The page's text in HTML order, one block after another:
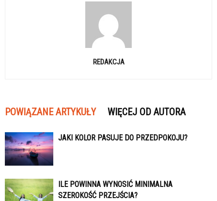
REDAKCJA
POWIĄZANE ARTYKUŁY WIĘCEJ OD AUTORA
JAKI KOLOR PASUJE DO PRZEDPOKOJU?
ILE POWINNA WYNOSIĆ MINIMALNA
SZEROKOŚĆ PRZEJŚCIA?